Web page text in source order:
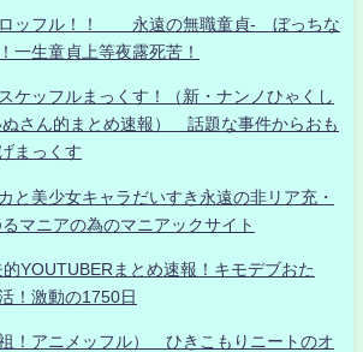
ロッフル！！ 永遠の無職童貞- ぼっちな
一生童貞上等夜露死苦！
ケッフルまっくす！（新・ナンノひゃくし
ぬさん的まとめ速報） 話題な事件からおも
まっくす
と美少女キャラだいすき永遠の非リア充・
マニアの為のマニアックサイト
YOUTUBERまとめ速報！キモデブおた
！激動の1750日
！アニメッフル） ひきこもりニートのオ